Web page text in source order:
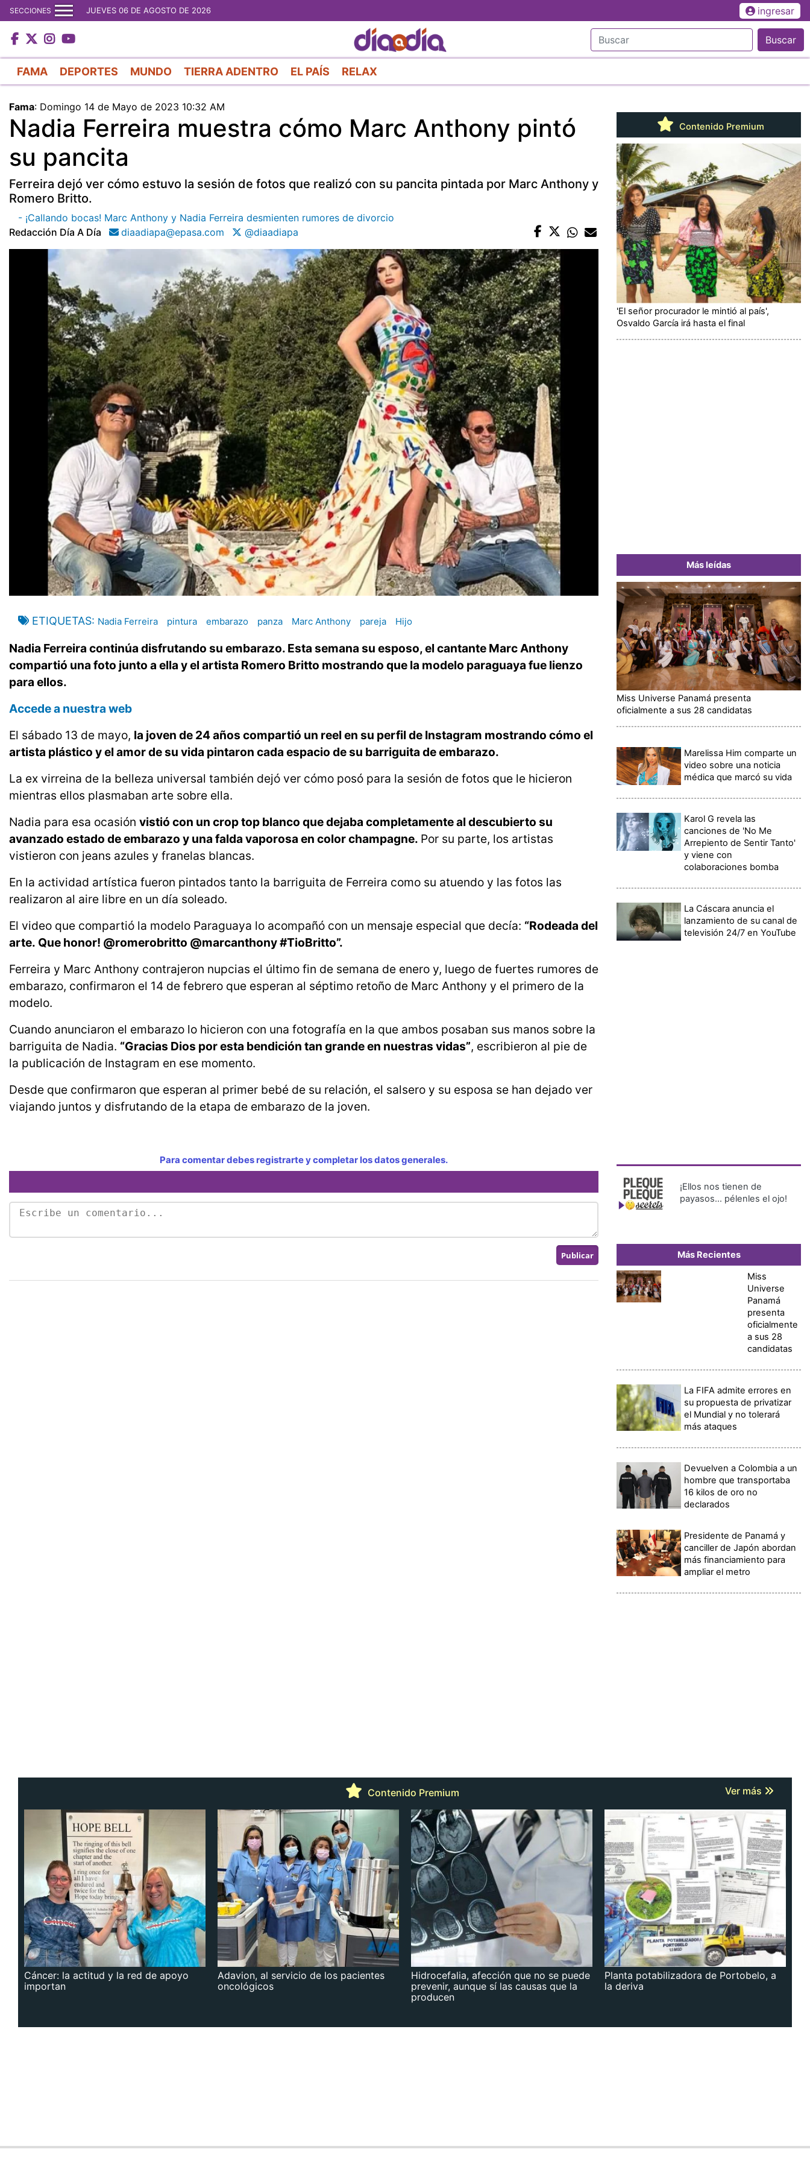
al
contenido
principal
SECCIONES JUEVES 06 DE AGOSTO DE 2026 ingresar
Buscar
FAMA DEPORTES MUNDO TIERRA ADENTRO EL PAÍS RELAX
Fama: Domingo 14 de Mayo de 2023 10:32 AM
Nadia Ferreira muestra cómo Marc Anthony pintó
su pancita
Ferreira dejó ver cómo estuvo la sesión de fotos que realizó con su pancita pintada por Marc Anthony y
Romero Britto.
- ¡Callando bocas! Marc Anthony y Nadia Ferreira desmienten rumores de divorcio
Redacción Día A Día
diaadiapa@epasa.com @diaadiapa
ETIQUETAS Nadia Ferreira pintura embarazo panza Marc Anthony pareja Hijo
Nadia Ferreira continúa disfrutando su embarazo. Esta semana su esposo, el cantante Marc Anthony
compartió una foto junto a ella y el artista Romero Britto mostrando que la modelo paraguaya fue lienzo
para ellos.
Accede a nuestra web
El sábado 13 de mayo, la joven de 24 años compartió un reel en su perfil de Instagram mostrando cómo el
artista plástico y el amor de su vida pintaron cada espacio de su barriguita de embarazo.
La ex virreina de la belleza universal también dejó ver cómo posó para la sesión de fotos que le hicieron
mientras ellos plasmaban arte sobre ella.
Nadia para esa ocasión vistió con un crop top blanco que dejaba completamente al descubierto su
avanzado estado de embarazo y una falda vaporosa en color champagne. Por su parte, los artistas
vistieron con jeans azules y franelas blancas.
En la actividad artística fueron pintados tanto la barriguita de Ferreira como su atuendo y las fotos las
realizaron al aire libre en un día soleado.
El video que compartió la modelo Paraguaya lo acompañó con un mensaje especial que decía: “Rodeada del
arte. Que honor! @romerobritto @marcanthony #TioBritto”.
Ferreira y Marc Anthony contrajeron nupcias el último fin de semana de enero y, luego de fuertes rumores de
embarazo, confirmaron el 14 de febrero que esperan al séptimo retoño de Marc Anthony y el primero de la
modelo.
Cuando anunciaron el embarazo lo hicieron con una fotografía en la que ambos posaban sus manos sobre la
barriguita de Nadia. “Gracias Dios por esta bendición tan grande en nuestras vidas”, escribieron al pie de
la publicación de Instagram en ese momento.
Desde que confirmaron que esperan al primer bebé de su relación, el salsero y su esposa se han dejado ver
viajando juntos y disfrutando de la etapa de embarazo de la joven.
Para comentar debes registrarte y completar los datos generales.
Contenido Premium
'El señor procurador le mintió al país',
Osvaldo García irá hasta el final
Más leídas
Miss Universe Panamá presenta
oficialmente a sus 28 candidatas
Marelissa Him comparte un
video sobre una noticia
médica que marcó su vida
Karol G revela las
canciones de 'No Me
Arrepiento de Sentir Tanto'
y viene con
colaboraciones bomba
La Cáscara anuncia el
lanzamiento de su canal de
televisión 24/7 en YouTube
¡Ellos nos tienen de
payasos… pélenles el ojo!
Más Recientes
Miss
Universe
Panamá
presenta
oficialmente
a sus 28
candidatas
La FIFA admite errores en
su propuesta de privatizar
el Mundial y no tolerará
más ataques
Devuelven a Colombia a un
hombre que transportaba
16 kilos de oro no
declarados
Presidente de Panamá y
canciller de Japón abordan
más financiamiento para
ampliar el metro
Contenido Premium Ver más
Cáncer: la actitud y la red de apoyo
importan
Adavion, al servicio de los pacientes
oncológicos
Hidrocefalia, afección que no se puede
prevenir, aunque sí las causas que la
producen
Planta potabilizadora de Portobelo, a
la deriva